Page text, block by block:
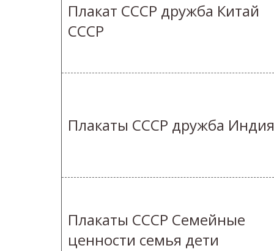
Плакат СССР дружба Китай
СССР
Плакаты СССР дружба Индия
Плакаты СССР Семейные
ценности семья дети